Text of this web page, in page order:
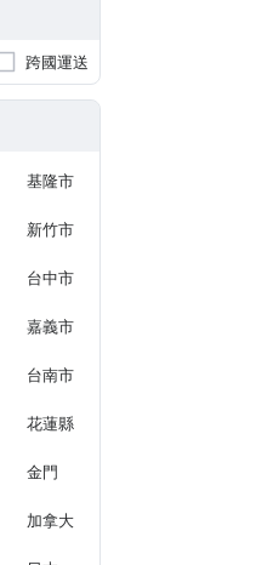
跨國運送
基隆市
新竹市
台中市
嘉義市
台南市
花蓮縣
金門
加拿大